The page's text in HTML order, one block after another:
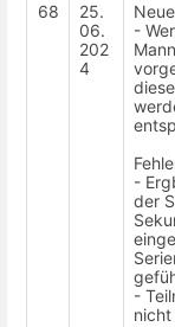
68
25.
06.
202
4
-
-
der
-